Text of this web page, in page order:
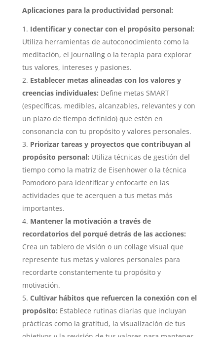
Aplicaciones para la productividad personal:
Identificar y conectar con el propósito personal:
Utiliza herramientas de autoconocimiento como la
meditación, el journaling o la terapia para explorar
tus valores, intereses y pasiones.
Establecer metas alineadas con los valores y
creencias individuales: Define metas SMART
(específicas, medibles, alcanzables, relevantes y con
un plazo de tiempo definido) que estén en
consonancia con tu propósito y valores personales.
Priorizar tareas y proyectos que contribuyan al
propósito personal: Utiliza técnicas de gestión del
tiempo como la matriz de Eisenhower o la técnica
Pomodoro para identificar y enfocarte en las
actividades que te acerquen a tus metas más
importantes.
Mantener la motivación a través de
recordatorios del porqué detrás de las acciones:
Crea un tablero de visión o un collage visual que
represente tus metas y valores personales para
recordarte constantemente tu propósito y
motivación.
Cultivar hábitos que refuercen la conexión con el
propósito: Establece rutinas diarias que incluyan
prácticas como la gratitud, la visualización de tus